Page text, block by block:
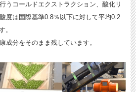
うコールドエクストラクション、酸化リ
度は国際基準0.8％以下に対して平均0.2
。
成分をそのまま残しています。